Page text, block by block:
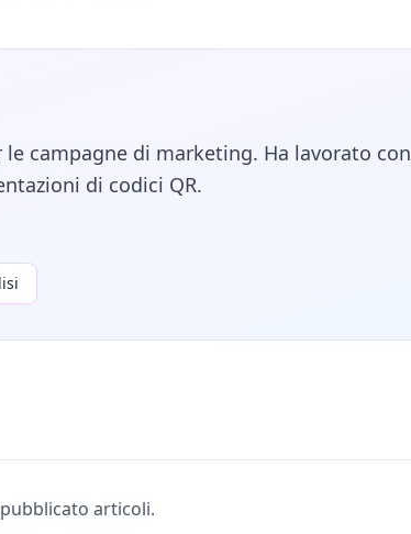
campagne di marketing. Ha lavorato con
di codici QR.
articoli.